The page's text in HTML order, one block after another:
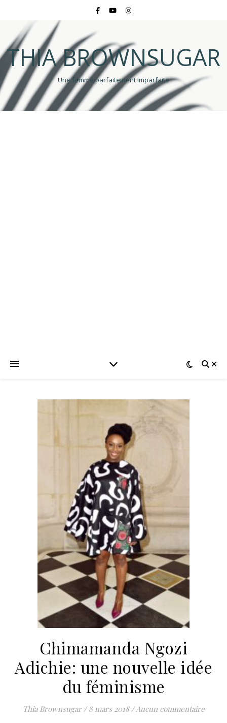
THIA BROWNSUGAR
Une femme parfaitement imparfaite
Chimamanda Ngozi
Adichie: une nouvelle idée
du féminisme
Thia Brownsugar / 8 mars 2018 /Aucun commentaire